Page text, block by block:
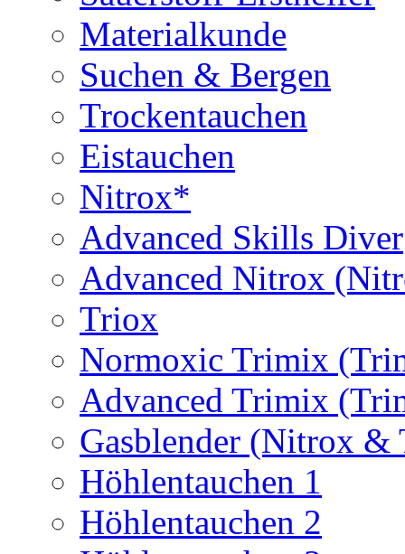
Materialkunde
Suchen & Bergen
Trockentauchen
Eistauchen
Nitrox*
Advanced Skills Diver
Advanced Nitrox
Triox
Normoxic Trimix
Advanced Trimix
Gasblender (Nitrox
Höhlentauchen 1
Höhlentauchen 2